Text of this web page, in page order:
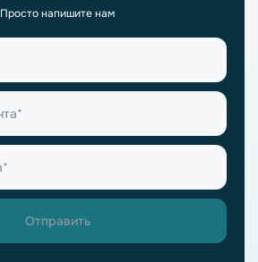
Просто напишите нам